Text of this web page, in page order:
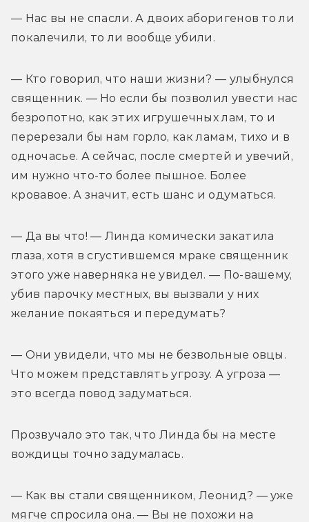
— Нас вы не спасли. А двоих аборигенов то ли
покалечили, то ли вообще убили.
— Кто говорил, что наши жизни? — улыбнулся
священник. — Но если бы позволил увести нас
безропотно, как этих игрушечных лам, то и
перерезали бы нам горло, как ламам, тихо и в
одночасье. А сейчас, после смертей и увечий,
им нужно что-то более пышное. Более
кровавое. А значит, есть шанс и одуматься.
— Да вы что! — Линда комически закатила
глаза, хотя в сгустившемся мраке священник
этого уже наверняка не увидел. — По-вашему,
убив парочку местных, вы вызвали у них
желание покаяться и передумать?
— Они увидели, что мы не безвольные овцы.
Что можем представлять угрозу. А угроза —
это всегда повод задуматься.
Прозвучало это так, что Линда бы на месте
вождицы точно задумалась.
— Как вы стали священником, Леонид? — уже
мягче спросила она. — Вы не похожи на